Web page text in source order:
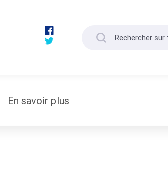
En savoir plus